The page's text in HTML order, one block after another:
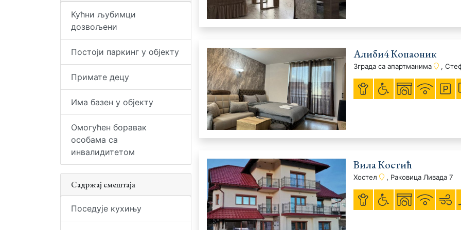
Кућни љубимци
дозвољени
Постоји паркинг у објекту
Примате децу
Има базен у објекту
Омогућен боравак
особама са
инвалидитетом
Садржај смештаја
Поседује кухињу
Алиби4 Копаоник
Зграда са апартманима ,
Вила Костић
Хостел , Раковица Ливада 7